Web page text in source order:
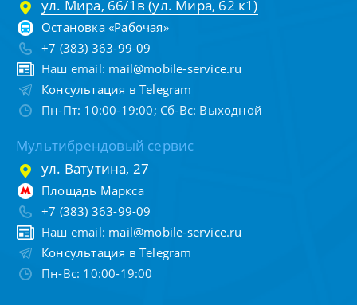
ул. Мира, 66/1в (ул. Мира, 62 к1)
Остановка «Рабочая»
+7 (383) 363-99-09
Наш email: mail@mobile-service.ru
Консультация в Telegram
Пн-Пт: 10:00-19:00; Сб-Вс: Выходной
Мультибрендовый сервис
ул. Ватутина, 27
Площадь Маркса
+7 (383) 363-99-09
Наш email: mail@mobile-service.ru
Консультация в Telegram
Пн-Вс: 10:00-19:00